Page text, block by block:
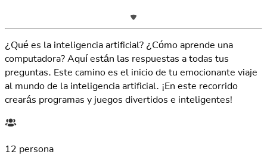
¿Qué es la inteligencia artificial? ¿Cómo aprende una
computadora? Aquí están las respuestas a todas tus
preguntas. Este camino es el inicio de tu emocionante viaje
al mundo de la inteligencia artificial. ¡En este recorrido
crearás programas y juegos divertidos e inteligentes!
12 persona